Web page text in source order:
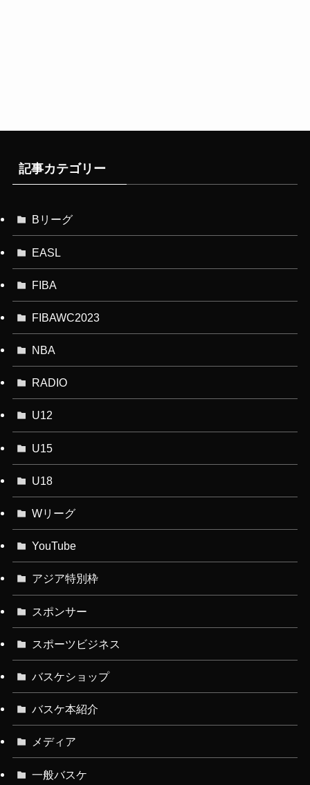
記事カテゴリー
Bリーグ
EASL
FIBA
FIBAWC2023
NBA
RADIO
U12
U15
U18
Wリーグ
YouTube
アジア特別枠
スポンサー
スポーツビジネス
バスケショップ
バスケ本紹介
メディア
一般バスケ